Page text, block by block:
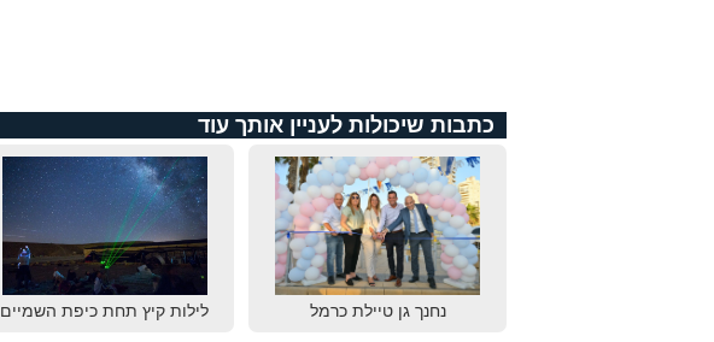
כתבות שיכולות לעניין אותך עוד
נחנך גן טיילת כרמל לילות קיץ תחת כיפת השמיים